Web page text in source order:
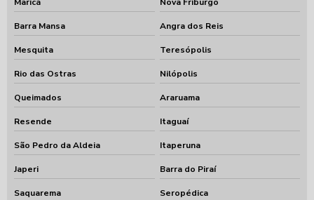
Maricá Nova Friburgo
Barra Mansa Angra dos Reis
Mesquita Teresópolis
Rio das Ostras Nilópolis
Queimados Araruama
Resende Itaguaí
São Pedro da Aldeia Itaperuna
Japeri Barra do Piraí
Saquarema Seropédica